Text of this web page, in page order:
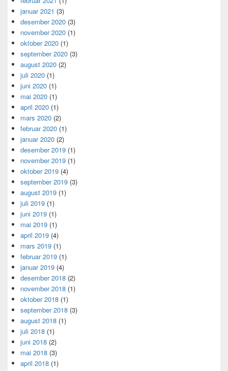
januar 2021 (3)
desember 2020 (3)
november 2020 (1)
oktober 2020 (1)
september 2020 (3)
august 2020 (2)
juli 2020 (1)
juni 2020 (1)
mai 2020 (1)
april 2020 (1)
mars 2020 (2)
februar 2020 (1)
januar 2020 (2)
desember 2019 (1)
november 2019 (1)
oktober 2019 (4)
september 2019 (3)
august 2019 (1)
juli 2019 (1)
juni 2019 (1)
mai 2019 (1)
april 2019 (4)
mars 2019 (1)
februar 2019 (1)
januar 2019 (4)
desember 2018 (2)
november 2018 (1)
oktober 2018 (1)
september 2018 (3)
august 2018 (1)
juli 2018 (1)
juni 2018 (2)
mai 2018 (3)
april 2018 (1)